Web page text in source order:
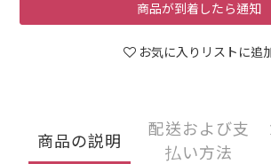
商品が到着したら通知
お気に入りリストに追
商品の説明
配送および支
払い方法